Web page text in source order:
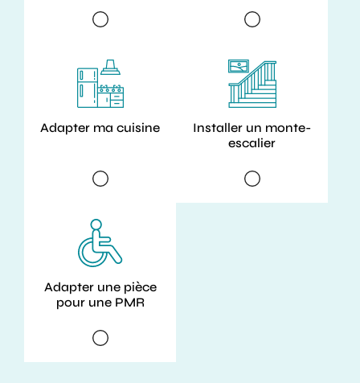
Adapter ma cuisine
Installer un monte-
escalier
Adapter une pièce
pour une PMR